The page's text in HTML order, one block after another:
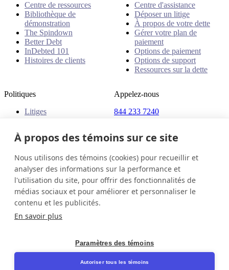
Centre de ressources
Bibliothèque de
démonstration
The Spindown
Better Debt
InDebted 101
Histoires de clients
Centre d'assistance
Déposer un litige
À propos de votre dette
Gérer votre plan de
paiement
Options de paiement
Options de support
Ressources sur la dette
Politiques
Litiges
Appelez-nous
844 233 7240
1400
Toronto, ON, M5C 1C4
Canada
Canada (Français)
Contactez-nous
© 2026 InDebted Holdings Pty Ltd
LinkedIn
À propos des témoins sur ce site
Nous utilisons des témoins (cookies) pour recueillir et
analyser des informations sur la performance et
l'utilisation du site, pour offrir des fonctionnalités de
médias sociaux et pour améliorer et personnaliser le
contenu et les publicités.
En savoir plus
Paramètres des témoins
Autoriser tous les témoins